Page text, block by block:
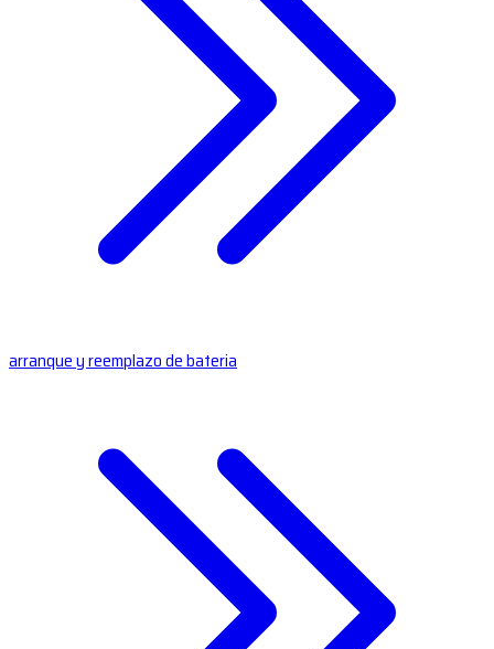
arranque y reemplazo de bateria